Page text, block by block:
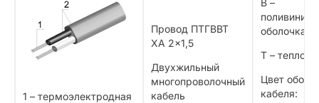
1 – термоэлектродная
Провод ПТГВВТ
ХА 2×1,5
Двухжильный
многопроволочный
кабель
В –
оболочка
Т –
Цвет
кабеля: